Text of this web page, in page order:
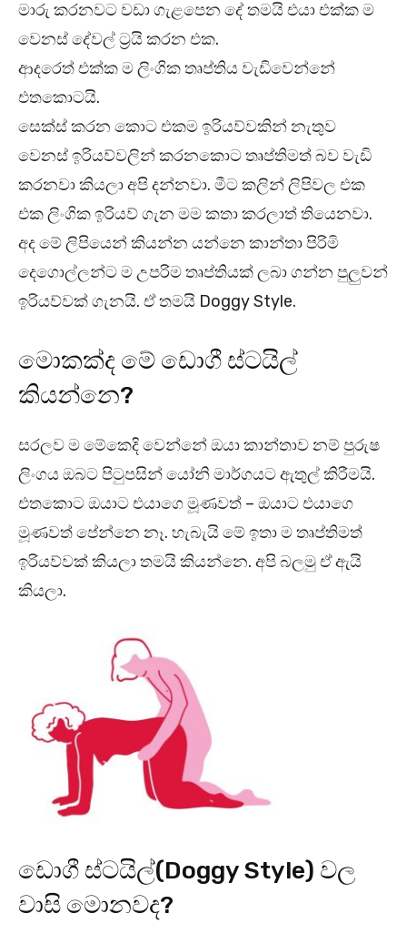
මාරු කරනවට වඩා ගැළපෙන දේ තමයි එයා එක්ක ම
වෙනස් දේවල් ට්‍රයි කරන එක.
ආදරෙත් එක්ක ම ලිංගික තෘප්තිය වැඩිවෙන්නේ
එතකොටයි.
සෙක්ස් කරන කොට එකම ඉරියව්වකින් නැතුව
වෙනස් ඉරියව්වලින් කරනකොට තෘප්තිමත් බව වැඩි
කරනවා කියලා අපි දන්නවා. මීට කලින් ලිපිවල එක
එක ලිංගික ඉරියව් ගැන මම කතා කරලාත් තියෙනවා.
අද මේ ලිපියෙන් කියන්න යන්නෙ කාන්තා පිරිමි
දෙගොල්ලන්ට ම උපරිම තෘප්තියක් ලබා ගන්න පුලුවන්
ඉරියව්වක් ගැනයි. ඒ තමයි Doggy Style.
මොකක්ද මේ ඩොගී ස්ටයිල්
කියන්නෙ?
සරලව ම මේකෙදි වෙන්නේ ඔයා කාන්තාව නම් පුරුෂ
ලිංගය ඔබට පිටුපසින් යෝනි මාර්ගයට ඇතුල් කිරීමයි.
එතකොට ඔයාට එයාගෙ මූණවත් – ඔයාට එයාගෙ
මූණවත් පේන්නෙ නෑ. හැබැයි මේ ඉතා ම තෘප්තිමත්
ඉරියව්වක් කියලා තමයි කියන්නෙ. අපි බලමු ඒ ඇයි
කියලා.
ඩොගී ස්ටයිල්(Doggy Style) වල
වාසි මොනවද?